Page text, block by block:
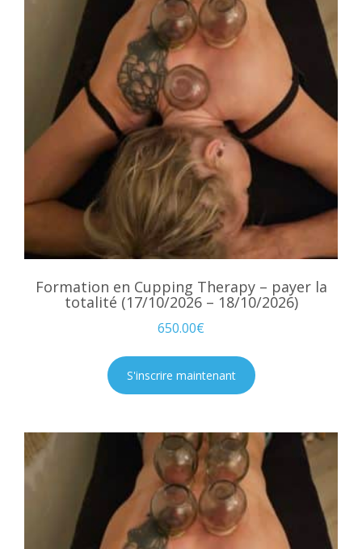
Formation en Cupping Therapy – payer la
totalité (17/10/2026 – 18/10/2026)
650.00€
S'inscrire maintenant